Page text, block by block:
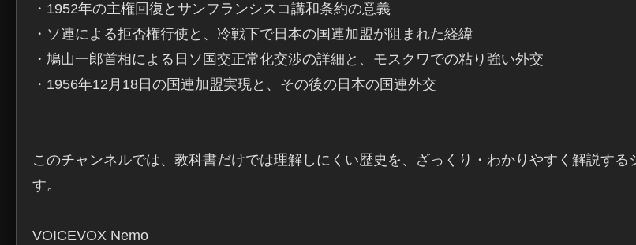
・1952年の主権回復とサンフランシスコ講和条約の意義
・ソ連による拒否権行使と、冷戦下で日本の国連加盟が阻まれた経緯
・鳩山一郎首相による日ソ国交正常化交渉の詳細と、モスクワでの粘り強い外交
・1956年12月18日の国連加盟実現と、その後の日本の国連外交
このチャンネルでは、教科書だけでは理解しにくい歴史を、ざっくり・わかりやすく解説する
す。
VOICEVOX Nemo